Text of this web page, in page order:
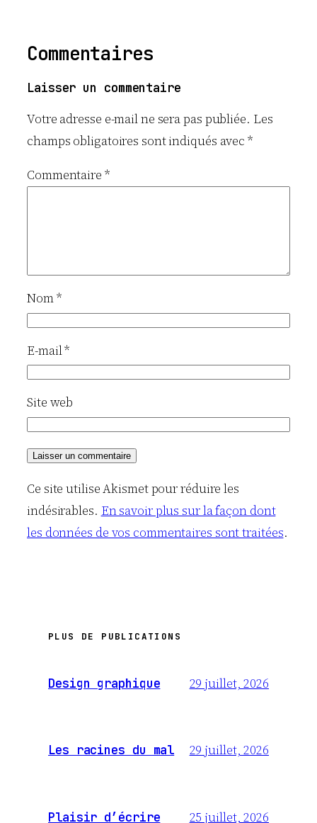
Commentaires
Laisser un commentaire
Votre adresse e-mail ne sera pas publiée. Les
champs obligatoires sont indiqués avec*
Commentaire *
Nom*
E-mail*
Site web
Ce site utilise Akismet pour réduire les
indésirables. En savoir plus sur la façon dont
les données de vos commentaires sont traitées.
PLUS DE PUBLICATIONS
Design graphique 29 juillet, 2026
Les racines du mal 29 juillet, 2026
Plaisir d’écrire 25 juillet, 2026